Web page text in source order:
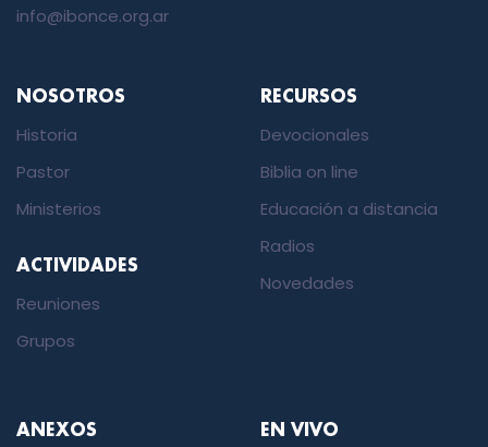
info@ibonce.org.ar
NOSOTROS
Historia
Pastor
Ministerios
ACTIVIDADES
Reuniones
Grupos
RECURSOS
Devocionales
Biblia on line
Educación a distancia
Radios
Novedades
ANEXOS EN VIVO